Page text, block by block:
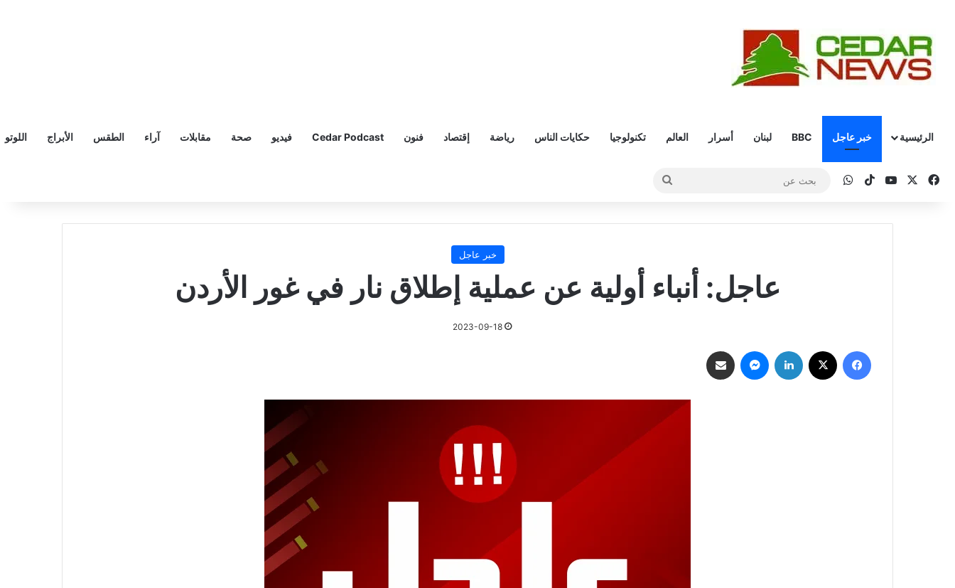
الرئيسية خبر عاجل BBC لبنان أسرار العالم تكنولوجيا حكايات الناس رياضة إقتصاد فنون Cedar Podcast فيديو صحة مقابلات آراء الطقس الأبراج اللوتو
فيسبوك ‫YouTube
‫TikTokواتساب
بحث
خبر عاجل
عاجل: أنباء أولية عن عملية إطلاق نار في غور الأردن
2023-09-18
فيسبوك لينكدإن ماسنجر